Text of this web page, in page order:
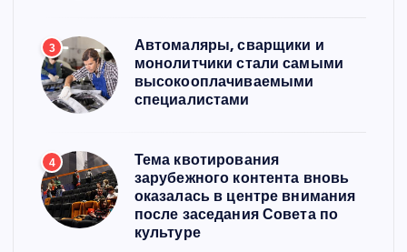
3
Автомаляры, сварщики и
монолитчики стали самыми
высокооплачиваемыми
специалистами
4
Тема квотирования
зарубежного контента вновь
оказалась в центре внимания
после заседания Совета по
культуре